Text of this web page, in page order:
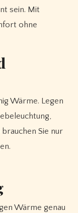
sein. Mit
ohne
Wärme. Legen
Sie nur
Wärme genau